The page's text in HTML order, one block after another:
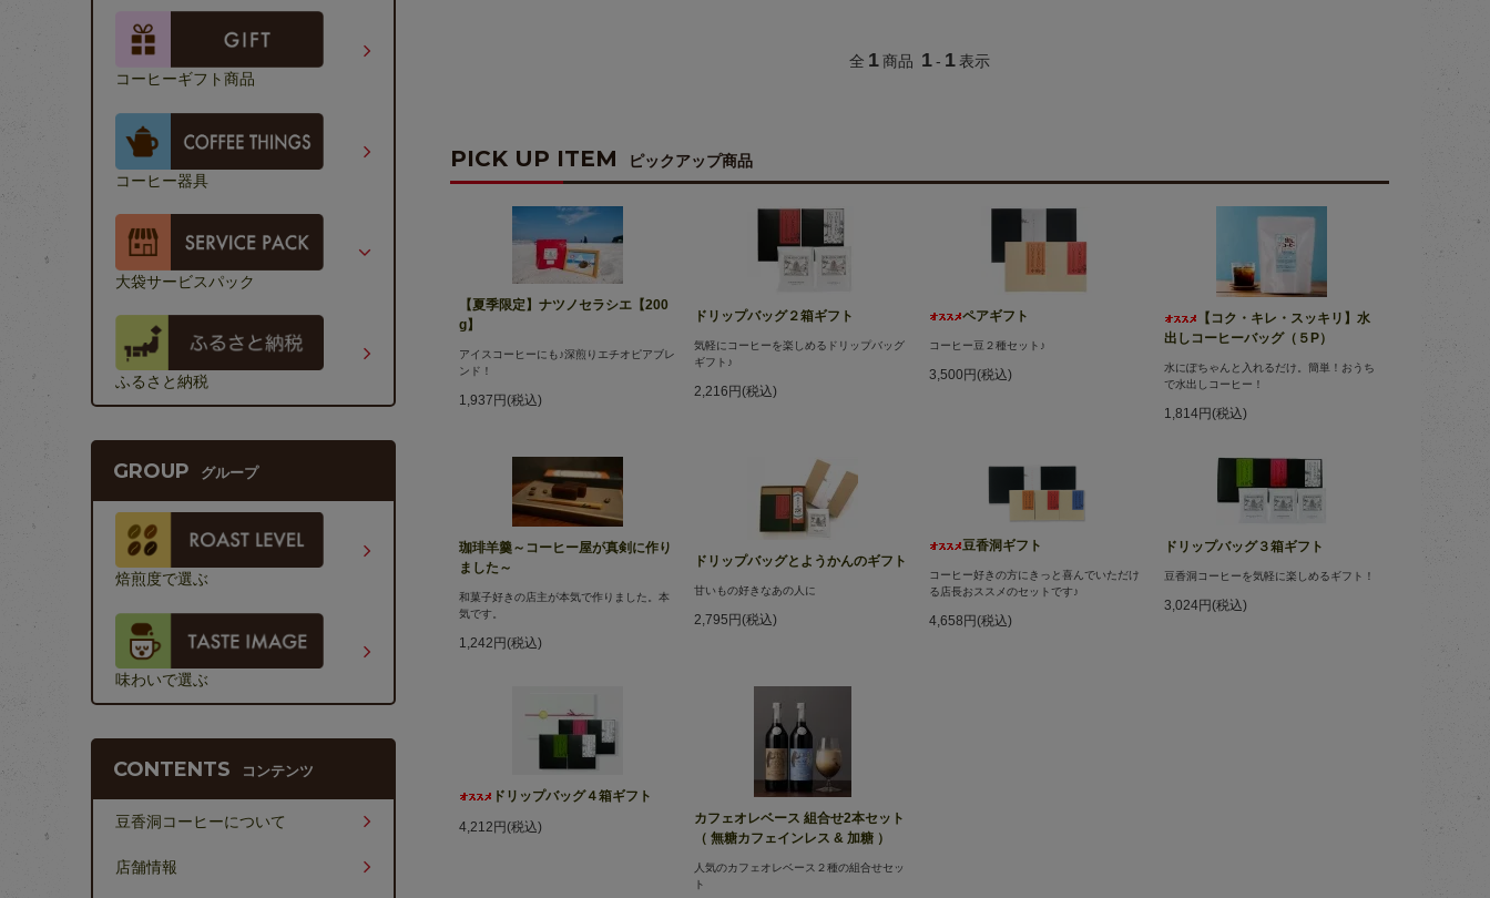
全 1商品 1- 1表示
PICK UP ITEM ピックアップ商品
【夏季限定】ナツノセラシエ【200
g】
アイスコーヒーにも♪深煎りエチオピアブレ
ンド！
1,937円(税込)
ドリップバッグ２箱ギフト
気軽にコーヒーを楽しめるドリップバッグ
ギフト♪
2,216円(税込)
ペアギフト
コーヒー豆２種セット♪
3,500円(税込)
【コク・キレ・スッキリ】水
出しコーヒーバッグ（５P）
水にぽちゃんと入れるだけ。簡単！おうち
で水出しコーヒー！
1,814円(税込)
珈琲羊羹～コーヒー屋が真剣に作り
ました～
和菓子好きの店主が本気で作りました。本
気です。
1,242円(税込)
ドリップバッグとようかんのギフト
甘いもの好きなあの人に
2,795円(税込)
豆香洞ギフト
コーヒー好きの方にきっと喜んでいただけ
る店長おススメのセットです♪
4,658円(税込)
ドリップバッグ３箱ギフト
豆香洞コーヒーを気軽に楽しめるギフト！
3,024円(税込)
ドリップバッグ４箱ギフト
4,212円(税込)
カフェオレベース 組合せ2本セット
（ 無糖カフェインレス & 加糖 ）
人気のカフェオレベース２種の組合せセッ
ト
コーヒーギフト商品
コーヒー器具
大袋サービスパック
ふるさと納税
GROUP グループ
焙煎度で選ぶ
味わいで選ぶ
CONTENTS コンテンツ
豆香洞コーヒーについて
店舗情報